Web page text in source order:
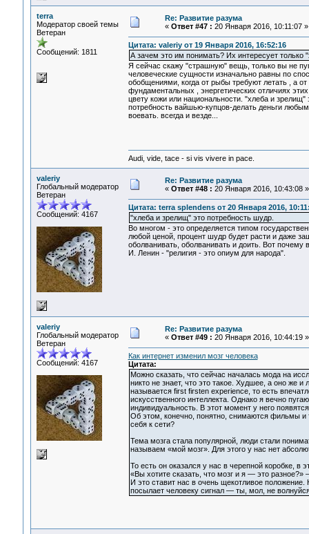
terra
Модератор своей темы
Ветеран
Сообщений: 1811
Re: Развитие разума
« Ответ #47 : 20 Января 2016, 10:11:07 »
Цитата: valeriy от 19 Января 2016, 16:52:16
А зачем это им понимать? Их интересует только
Я сейчас скажу "страшную" вещь, только вы не
человеческие сущности изначально равны по
обобщениями, когда от рыбы требуют летать , а
фундаментальных , энергетических отличиях
цвету кожи или национальности. "хлеба и зрелищ"
потребность вайшью-купцов-делать деньги
воевать. всегда и везде...
Audi, vide, tace - si vis vivere in pace.
valeriy
Глобальный модератор
Ветеран
Сообщений: 4167
Re: Развитие разума
« Ответ #48 : 20 Января 2016, 10:43:08 »
Цитата: terra splendens от 20 Января 2016,
"хлеба и зрелищ" это потребность шудр.
Во многом - это определяется типом
любой ценой, процент шудр будет расти и даже
оболванивать, оболванивать и доить. Вот почему
И. Ленин - "религия - это опиум для народа".
valeriy
Глобальный модератор
Ветеран
Сообщений: 4167
Re: Развитие разума
« Ответ #49 : 20 Января 2016, 10:44:19 »
Как интернет изменил мозг человека
Цитата:
Можно сказать, что сейчас началась мода на
никто не знает, что это такое. Худшее, а оно же
называется first firsten experience, то есть
искусственного интеллекта. Однако я вечно
индивидуальность. В этот момент у него
Об этом, конечно, понятно, снимаются фильмы и
себя к сети?
Тема мозга стала популярной, люди стали
называем «мой мозг». Для этого у нас нет
То есть он оказался у нас в черепной коробке,
«Вы хотите сказать, что мозг и я — это
И это ставит нас в очень щекотливое
посылает человеку сигнал — ты, мол, не